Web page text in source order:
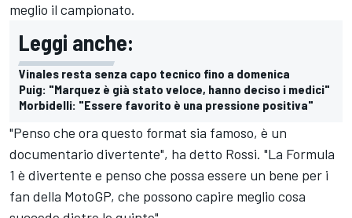
meglio il campionato.
Leggi anche:
Vinales resta senza capo tecnico fino a domenica
Puig: "Marquez è già stato veloce, hanno deciso i medici"
Morbidelli: "Essere favorito è una pressione positiva"
"Penso che ora questo format sia famoso, è un
documentario divertente", ha detto Rossi. "La Formula
1 è divertente e penso che possa essere un bene per i
fan della MotoGP, che possono capire meglio cosa